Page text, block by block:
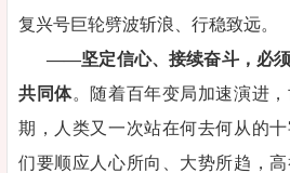
复兴号巨轮劈波斩浪、行稳致远。
——坚定信心、接续奋斗，必
共同体。随着百年变局加速演进
期，人类又一次站在何去何从的
们要顺应人心所向、大势所趋，高